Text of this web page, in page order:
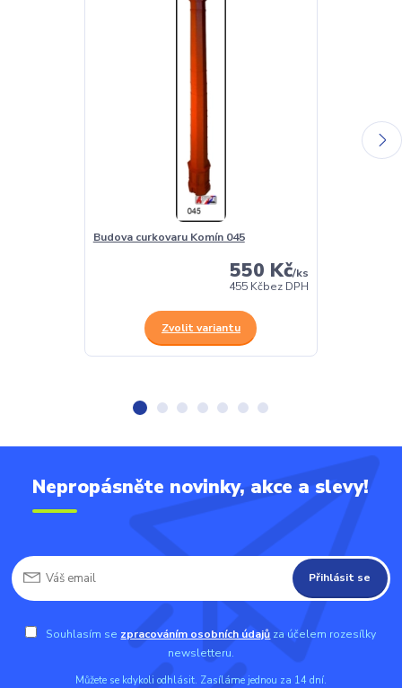
Budova curkovaru Komín 045
550 Kč/ks
455 Kčbez DPH
Zvolit variantu
Nepropásněte novinky, akce a slevy!
Přihlásit se
Souhlasím se zpracováním osobních údajů za účelem rozesílky
newsletteru.
Můžete se kdykoli odhlásit. Zasíláme jednou za 14 dní.